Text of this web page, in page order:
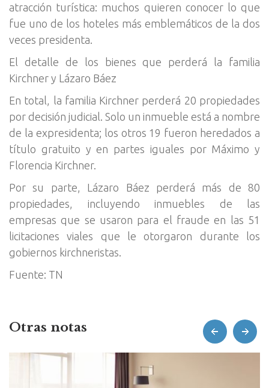
atracción turística: muchos quieren conocer lo que
fue uno de los hoteles más emblemáticos de la dos
veces presidenta.
El detalle de los bienes que perderá la familia
Kirchner y Lázaro Báez
En total, la familia Kirchner perderá 20 propiedades
por decisión judicial. Solo un inmueble está a nombre
de la expresidenta; los otros 19 fueron heredados a
título gratuito y en partes iguales por Máximo y
Florencia Kirchner.
Por su parte, Lázaro Báez perderá más de 80
propiedades, incluyendo inmuebles de las
empresas que se usaron para el fraude en las 51
licitaciones viales que le otorgaron durante los
gobiernos kirchneristas.
Fuente: TN
Otras notas prev next